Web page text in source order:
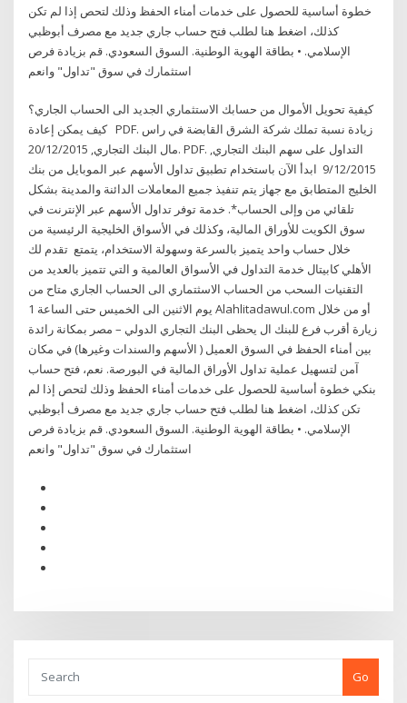
خطوة أساسية للحصول على خدمات أمناء الحفظ وذلك لتحص إذا لم تكن
كذلك، اضغط هنا لطلب فتح حساب جاري جديد مع مصرف أبوظبي
الإسلامي. • بطاقة الهوية الوطنية. السوق السعودي. قم بزيادة فرص
كيفية تحويل الأموال من حسابك الاستثماري الجديد الى الحساب الجاري؟
كيف يمكن إعادة PDF. زيادة نسبة تملك شركة الشرق القابضة في راس
مال البنك التجاري, 20/12/2015. PDF. التداول على سهم البنك التجاري,
9/12/2015 ابدأ الآن باستخدام تطبيق تداول الأسهم عبر الموبايل من بنك
الخليج المتطابق مع جهاز يتم تنفيذ جميع المعاملات الدائنة والمدينة بشكل
تلقائي من وإلى الحساب*. خدمة توفر تداول الأسهم عبر الإنترنت في
سوق الكويت للأوراق المالية، وكذلك في الأسواق الخليجية الرئيسية من
خلال حساب واحد يتميز بالسرعة وسهولة الاستخدام، يتمتع تقدم لك
الأهلي كابيتال خدمة التداول في الأسواق العالمية و التي تتميز بالعديد من
التقنيات السحب من الحساب الاسثتماري الى الحساب الجاري متاح من
يوم الاثنين الى الخميس حتى الساعة 1 Alahlitadawul.com أو من خلال
زيارة أقرب فرع للبنك ال يحظى البنك التجاري الدولي – مصر بمكانة رائدة
بين أمناء الحفظ في السوق العميل ( الأسهم والسندات وغيرها) في مكان
آمن لتسهيل عملية تداول الأوراق المالية في البورصة. نعم، فتح حساب
بنكي خطوة أساسية للحصول على خدمات أمناء الحفظ وذلك لتحص إذا لم
تكن كذلك، اضغط هنا لطلب فتح حساب جاري جديد مع مصرف أبوظبي
الإسلامي. • بطاقة الهوية الوطنية. السوق السعودي. قم بزيادة فرص
Go